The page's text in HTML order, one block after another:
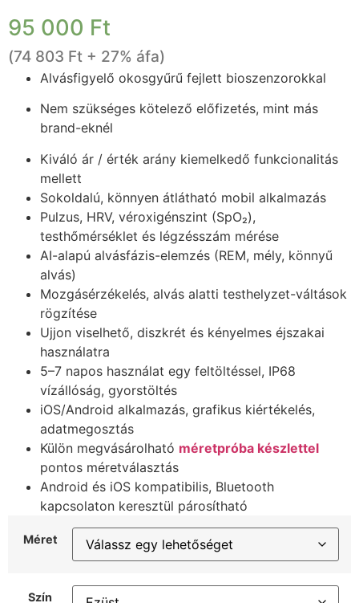
95 000 Ft
(74 803 Ft + 27% áfa)
Alvásfigyelő okosgyűrű fejlett bioszenzorokkal
Nem szükséges kötelező előfizetés, mint más
brand-eknél
Kiváló ár / érték arány kiemelkedő funkcionalitás
mellett
Sokoldalú, könnyen átlátható mobil alkalmazás
Pulzus, HRV, véroxigénszint (SpO₂),
testhőmérséklet és légzésszám mérése
AI-alapú alvásfázis-elemzés (REM, mély, könnyű
alvás)
Mozgásérzékelés, alvás alatti testhelyzet-váltások
rögzítése
Ujjon viselhető, diszkrét és kényelmes éjszakai
használatra
5–7 napos használat egy feltöltéssel, IP68
vízállóság, gyorstöltés
iOS/Android alkalmazás, grafikus kiértékelés,
adatmegosztás
Külön megvásárolható méretpróba készlettel
pontos méretválasztás
Android és iOS kompatibilis, Bluetooth
kapcsolaton keresztül párosítható
Méret
Szín